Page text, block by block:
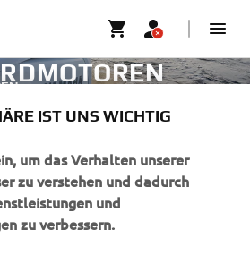
IST UNS WICHTIG
um das Verhalten unserer
zu verstehen und dadurch
und
zu verbessern.